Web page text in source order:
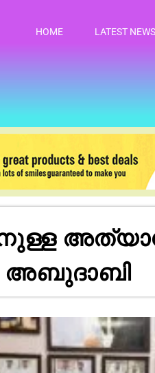
HOME LATEST NEWS
അബുദാബി